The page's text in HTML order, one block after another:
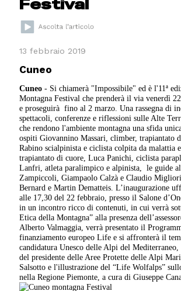
Festival
13 febbraio 2019
Cuneo
Cuneo - Si chiamerà "Impossibile" ed è l'11ª
Montagna Festival che prenderà il via venerdì
e proseguirà fino al 2 marzo. Una rassegna di
spettacoli, conferenze e riflessioni sulle Alte
che rendono l'ambiente montagna una sfida
ospiti Giovannino Massari, climber, trapiantato
Rabino scialpinista e ciclista colpita da malattia
trapiantato di cuore, Luca Panichi, ciclista
Lanfri, atleta paralimpico e alpinista, le guide
Zampiccoli, Giampaolo Calzà e Claudio
Bernard e Martin Dematteis. L’inaugurazione
alle 17,30 del 22 febbraio, presso il Salone
in un incontro ricco di contenuti, in cui verrà
Etica della Montagna” alla presenza
Alberto Valmaggia, verrà presentato il
finanziamento europeo Life e si affronterà il
candidatura Unesco delle Alpi del
del presidente delle Aree Protette delle Alpi
Salsotto e l'illustrazione del “Life Wolfalps”
nella Regione Piemonte, a cura di Giuseppe